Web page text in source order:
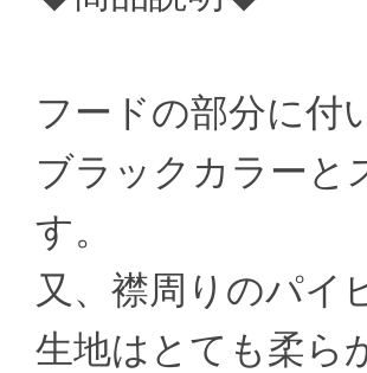
フードの部分に付
ブラックカラーと
す。
又、襟周りのパイ
生地はとても柔ら